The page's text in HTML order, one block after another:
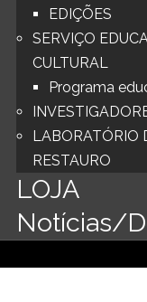
EDIÇÕES
SERVIÇO
CULTURAL
Programa
LABORATÓRIO
RESTAURO
LOJA
Notícias/